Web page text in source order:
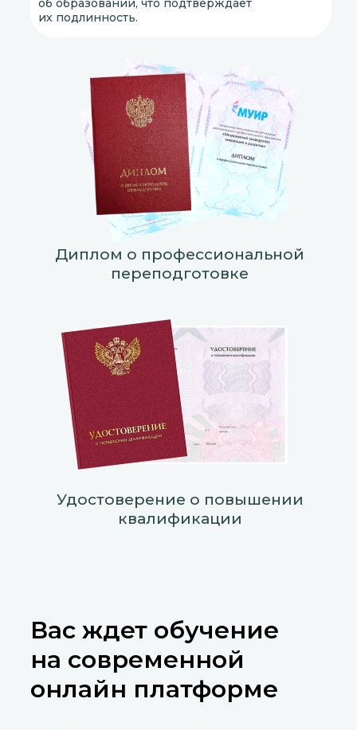
их подлинность.
Удостоверение о повышении
квалификации
Диплом о профессиональной
переподготовке
Вас ждет обучение
на современной
онлайн платформе